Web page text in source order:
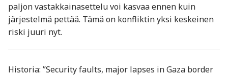
paljon vastakkainasettelu voi kasvaa ennen kuin
järjestelmä pettää. Tämä on konfliktin yksi keskeinen
riski juuri nyt.
Historia: ”Security faults, major lapses in Gaza border